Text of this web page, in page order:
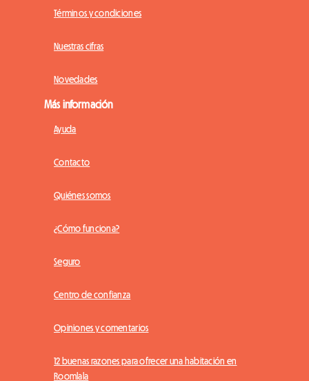
Términos y condiciones
Nuestras cifras
Novedades
Más información
Ayuda
Contacto
Quiénes somos
¿Cómo funciona?
Seguro
Centro de confianza
Opiniones y comentarios
12 buenas razones para ofrecer una habitación en
Roomlala